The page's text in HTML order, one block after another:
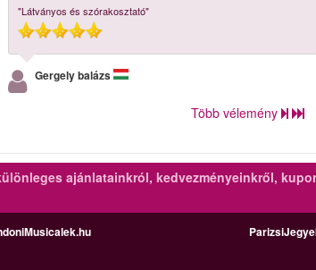
"Látványos és szórakosztató"
Gergely balázs
Több vélemény
ajánlatainkról, kedvezményeinkről,